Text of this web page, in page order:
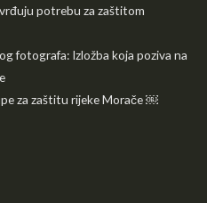
potrebu za zaštitom
fotografa: Izložba koja poziva na
za zaštitu rijeke Morače ￼